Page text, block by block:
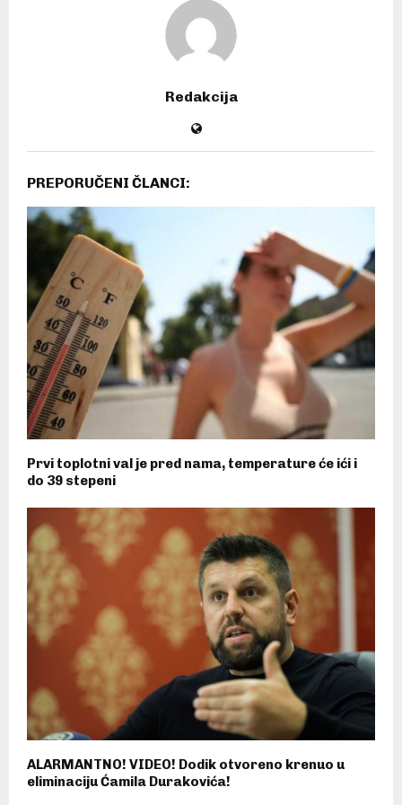
Redakcija
PREPORUČENI ČLANCI:
Prvi toplotni val je pred nama, temperature će ići i
do 39 stepeni
ALARMANTNO! VIDEO! Dodik otvoreno krenuo u
eliminaciju Ćamila Durakovića!